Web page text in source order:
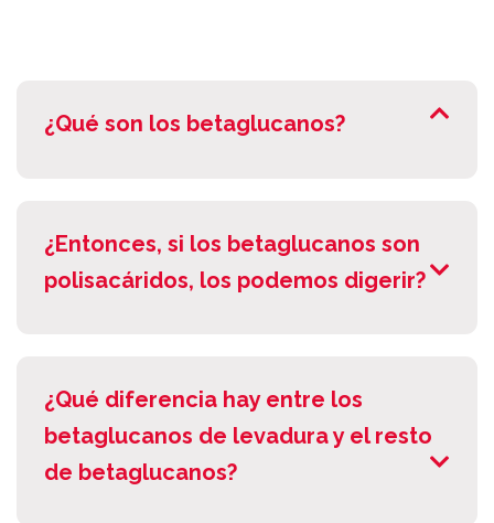
¿Qué son los betaglucanos?
¿Entonces, si los betaglucanos son
polisacáridos, los podemos digerir?
¿Qué diferencia hay entre los
betaglucanos de levadura y el resto
de betaglucanos?